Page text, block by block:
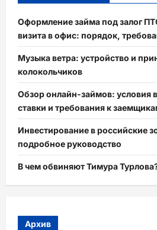
Оформление займа под залог
визита в офис: порядок,
Музыка ветра: устройство и
колокольчиков
Обзор онлайн-займов: условия
ставки и требования к
Инвестирование в российские
подробное руководство
В чем обвиняют Тимура
Архив